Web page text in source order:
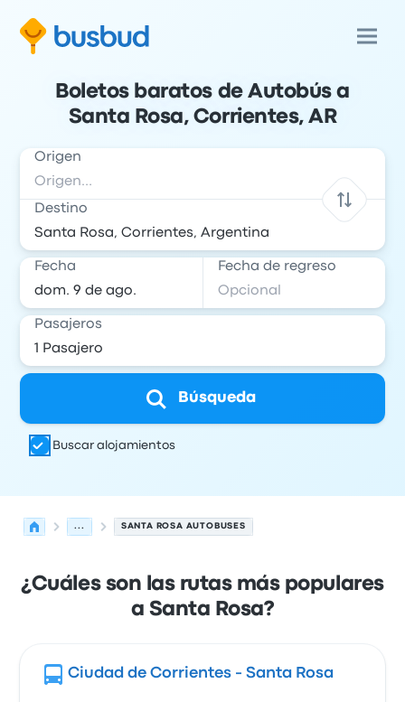
Boletos baratos de Autobús a
Santa Rosa, Corrientes, AR
Origen
Destino
Fecha Fecha de regreso
Pasajeros
Búsqueda
Buscar alojamientos
... SANTA ROSA AUTOBUSES
¿Cuáles son las rutas más populares
a Santa Rosa?
Ciudad de Corrientes - Santa Rosa